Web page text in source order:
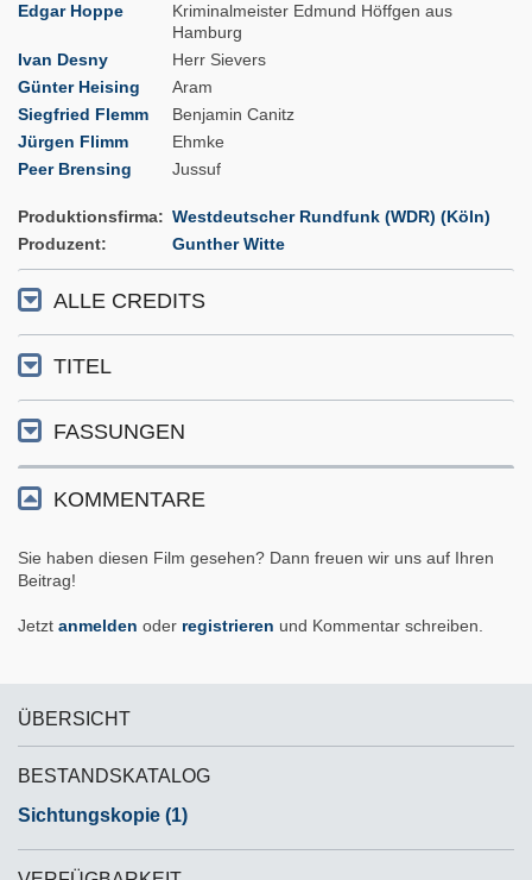
Edgar Hoppe
Kriminalmeister Edmund Höffgen aus
Hamburg
Ivan Desny
Herr Sievers
Günter Heising
Aram
Siegfried Flemm
Benjamin Canitz
Jürgen Flimm
Ehmke
Peer Brensing
Jussuf
Produktionsfirma
Westdeutscher Rundfunk (WDR) (Köln)
Produzent
Gunther Witte
ALLE CREDITS
TITEL
FASSUNGEN
KOMMENTARE
Sie haben diesen Film gesehen? Dann freuen wir uns auf Ihren
Beitrag!
Jetzt anmelden oder registrieren und Kommentar schreiben.
ÜBERSICHT
BESTANDSKATALOG
Sichtungskopie (1)